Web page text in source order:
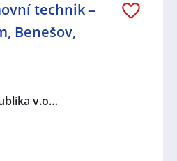
technik –
Benešov,
v.o…